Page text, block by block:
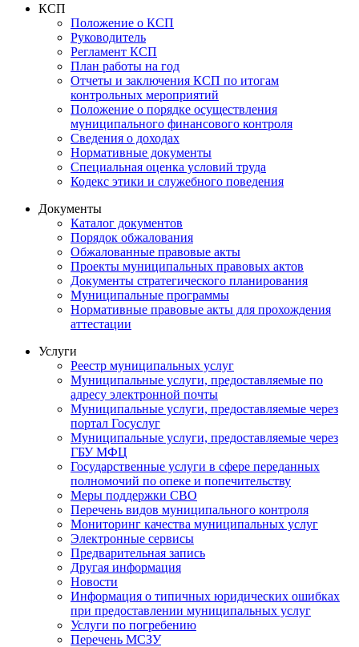
КСП
Положение о КСП
Руководитель
Регламент КСП
План работы на год
Отчеты и заключения КСП по итогам
контрольных мероприятий
Положение о порядке осуществления
муниципального финансового контроля
Сведения о доходах
Нормативные документы
Специальная оценка условий труда
Кодекс этики и служебного поведения
Документы
Каталог документов
Порядок обжалования
Обжалованные правовые акты
Проекты муниципальных правовых актов
Документы стратегического планирования
Муниципальные программы
Нормативные правовые акты для прохождения
аттестации
Услуги
Реестр муниципальных услуг
Муниципальные услуги, предоставляемые по
адресу электронной почты
Муниципальные услуги, предоставляемые через
портал Госуслуг
Муниципальные услуги, предоставляемые через
ГБУ МФЦ
Государственные услуги в сфере переданных
полномочий по опеке и попечительству
Меры поддержки СВО
Перечень видов муниципального контроля
Мониторинг качества муниципальных услуг
Электронные сервисы
Предварительная запись
Другая информация
Новости
Информация о типичных юридических ошибках
при предоставлении муниципальных услуг
Услуги по погребению
Перечень МСЗУ